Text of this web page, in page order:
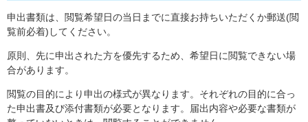
申出書類は、閲覧希望日の当日までに直接お持ちいただくか郵送(閲
覧前必着)してください。
原則、先に申出された方を優先するため、希望日に閲覧できない場
合があります。
閲覧の目的により申出の様式が異なります。それぞれの目的に合っ
た申出書及び添付書類が必要となります。届出内容や必要な書類が